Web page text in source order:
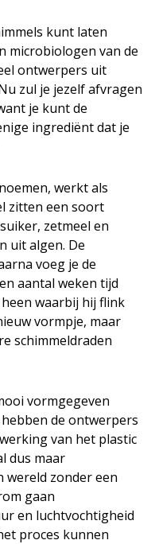
kunt laten
microbiologen van de
ontwerpers uit
zul je jezelf afvragen
je kunt de
ingrediënt dat je
werkt als
zitten een soort
zetmeel en
uit algen. De
voeg je de
aantal weken tijd
waarbij hij flink
vormpje, maar
schimmeldraden
vormgegeven
de ontwerpers
van het plastic
dus maar
wereld zonder een
gaan
en luchtvochtigheid
proces kunnen